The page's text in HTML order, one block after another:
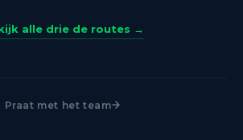
alle drie de routes →
Praat met het team